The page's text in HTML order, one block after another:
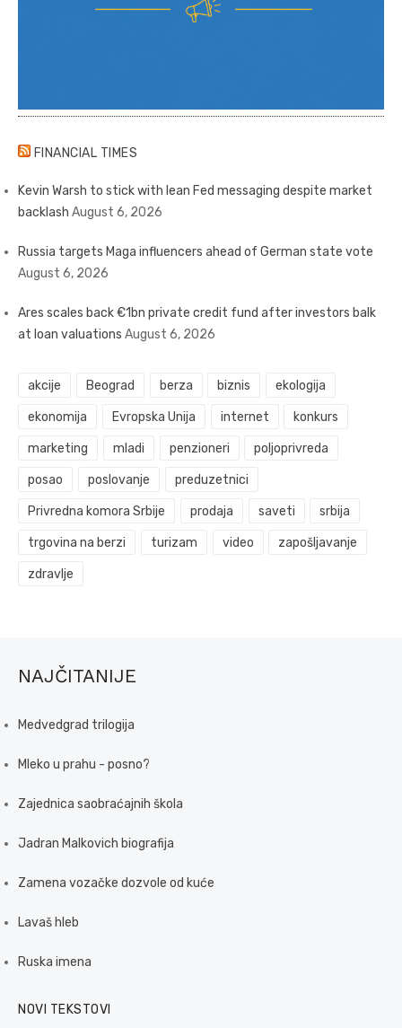
FINANCIAL TIMES
Kevin Warsh to stick with lean Fed messaging despite market
backlash August 6, 2026
Russia targets Maga influencers ahead of German state vote
August 6, 2026
Ares scales back €1bn private credit fund after investors balk
at loan valuations August 6, 2026
akcije Beograd berza biznis ekologija
ekonomija Evropska Unija internet konkurs
marketing mladi penzioneri poljoprivreda
posao poslovanje preduzetnici
Privredna komora Srbije prodaja saveti srbija
trgovina na berzi turizam video zapošljavanje
zdravlje
NAJČITANIJE
Medvedgrad trilogija
Mleko u prahu - posno?
Zajednica saobraćajnih škola
Jadran Malkovich biografija
Zamena vozačke dozvole od kuće
Lavaš hleb
Ruska imena
NOVI TEKSTOVI